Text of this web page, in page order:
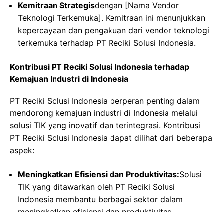
Kemitraan Strategisdengan [Nama Vendor
Teknologi Terkemuka]. Kemitraan ini menunjukkan
kepercayaan dan pengakuan dari vendor teknologi
terkemuka terhadap PT Reciki Solusi Indonesia.
Kontribusi PT Reciki Solusi Indonesia terhadap
Kemajuan Industri di Indonesia
PT Reciki Solusi Indonesia berperan penting dalam
mendorong kemajuan industri di Indonesia melalui
solusi TIK yang inovatif dan terintegrasi. Kontribusi
PT Reciki Solusi Indonesia dapat dilihat dari beberapa
aspek:
Meningkatkan Efisiensi dan Produktivitas:Solusi
TIK yang ditawarkan oleh PT Reciki Solusi
Indonesia membantu berbagai sektor dalam